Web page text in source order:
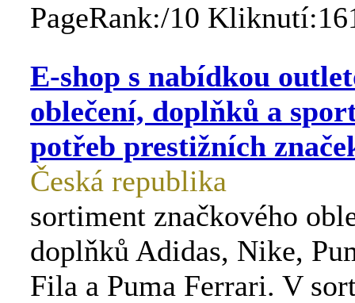
PageRank:/10
E-shop s nabídkou
oblečení, doplňků a
potřeb prestižních
Česká republika
sortiment značkového
doplňků Adidas, Nike,
Fila a Puma Ferrari. V